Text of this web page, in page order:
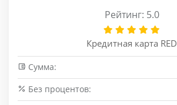
Рейтинг: 5.0
Кредитная карта RED
Сумма:
Без процентов: